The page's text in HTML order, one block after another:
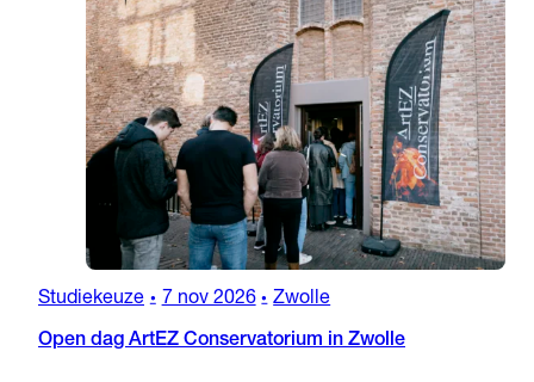
Studiekeuze • 7 nov 2026 • Zwolle
Open dag ArtEZ Conservatorium in Zwolle